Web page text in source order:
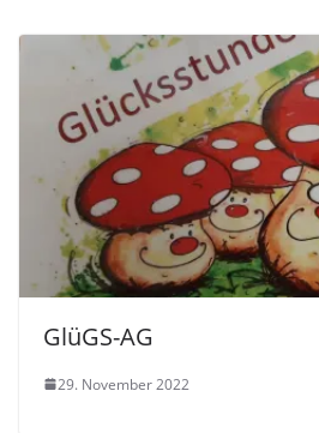
GlüGS-AG
29. November 2022